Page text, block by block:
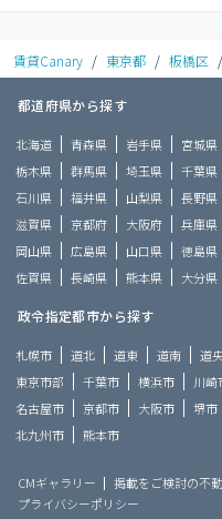
賃貸Canary / 東京都 / 板橋区 /
都道府県から探す
北海道 青森県 岩手県 宮城県
栃木県
群馬県 埼玉県 千葉県
石川県
福井県 山梨県 長野県
滋賀県
京都府 大阪府 兵庫県
岡山県
広島県 山口県 徳島県
佐賀県
長崎県 熊本県 大分県
政令指定都市から探す
札幌市 道北 道東 道南 道
東京市部
千葉市 横浜市 川崎
名古屋市
京都市 大阪市 堺市
北九州市
熊本市
CMギャラリー 掲載をご検討の不
プライバシーポリシー